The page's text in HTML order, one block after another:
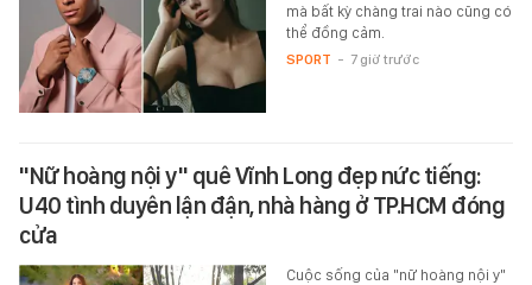
mà bất kỳ chàng trai nào cũng có
thể đồng cảm.
SPORT - 7 giờ trước
"Nữ hoàng nội y" quê Vĩnh Long đẹp nức tiếng:
U40 tình duyên lận đận, nhà hàng ở TP.HCM đóng
cửa
Cuộc sống của "nữ hoàng nội y"